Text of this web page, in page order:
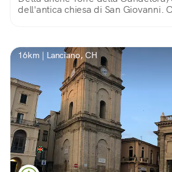
dell'antica chiesa di San Giovanni. Con i suoi
16km | Lanciano, CH